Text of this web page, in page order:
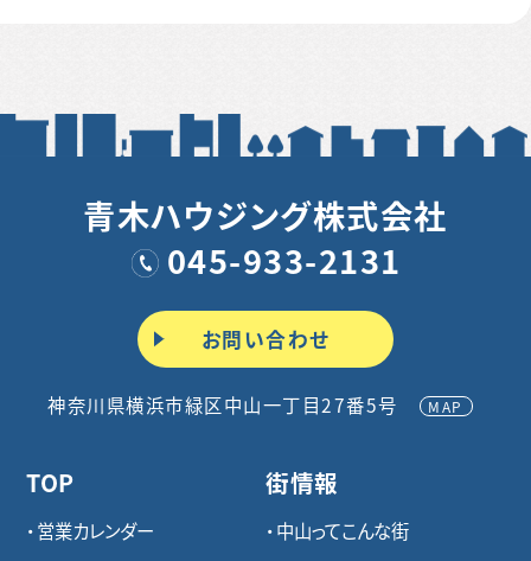
青木ハウジング株式会社
045-933-2131
お問い合わせ
神奈川県横浜市緑区中山一丁目27番5号 MAP
TOP
営業カレンダー
街情報
中山ってこんな街